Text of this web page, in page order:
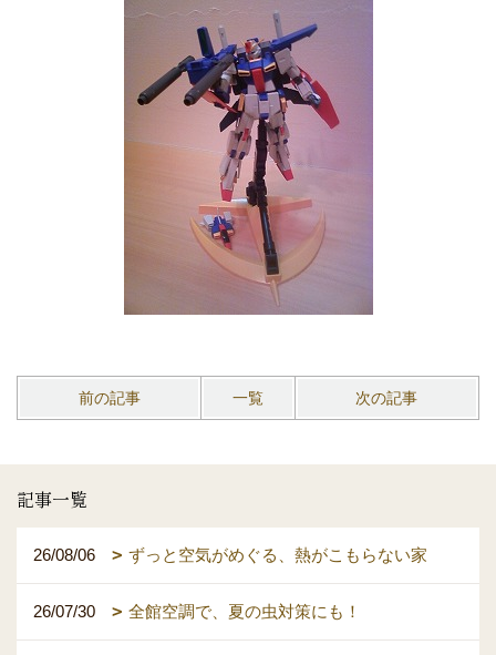
前の記事 一覧 次の記事
記事一覧
26/08/06 ずっと空気がめぐる、熱がこもらない家
26/07/30 全館空調で、夏の虫対策にも！